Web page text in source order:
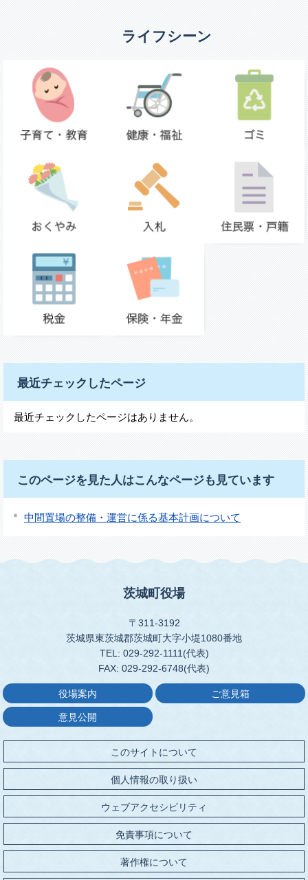
ライフシーン
最近チェックしたページ
最近チェックしたページはありません。
このページを見た人はこんなページも見ています
中間置場の整備・運営に係る基本計画について
茨城町役場
〒311-3192
茨城県東茨城郡茨城町大字小堤1080番地
TEL: 029-292-1111(代表)
FAX: 029-292-6748(代表)
役場案内 ご意見箱
意見公開
このサイトについて
個人情報の取り扱い
ウェブアクセシビリティ
免責事項について
著作権について